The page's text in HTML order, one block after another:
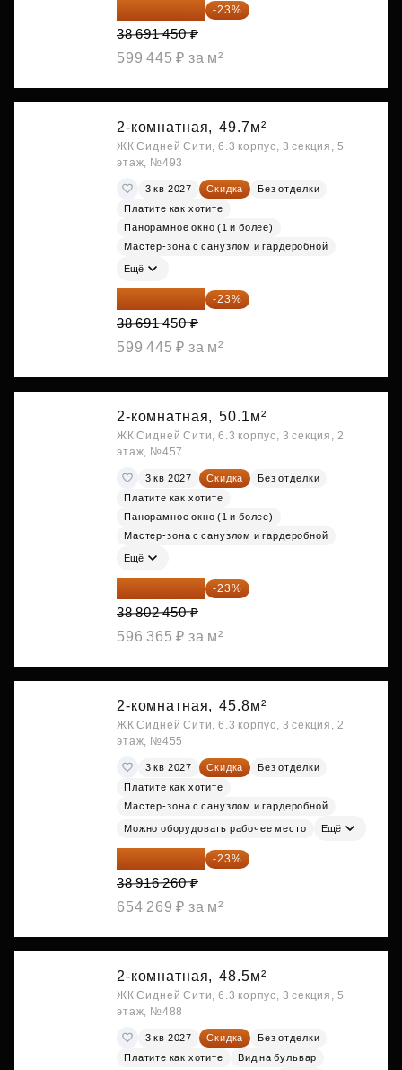
29 792 417 ₽ -23%
38 691 450 ₽
599 445 ₽ за м²
2-комнатная, 49.7м²
ЖК Сидней Сити, 6.3 корпус, 3 секция, 5
этаж, №493
3 кв 2027 Скидка
Без отделки
Платите как хотите
Панорамное окно (1 и более)
Мастер-зона с санузлом и гардеробной
Ещё
29 792 417 ₽ -23%
38 691 450 ₽
599 445 ₽ за м²
2-комнатная, 50.1м²
ЖК Сидней Сити, 6.3 корпус, 3 секция, 2
этаж, №457
3 кв 2027 Скидка
Без отделки
Платите как хотите
Панорамное окно (1 и более)
Мастер-зона с санузлом и гардеробной
Ещё
29 877 887 ₽ -23%
38 802 450 ₽
596 365 ₽ за м²
2-комнатная, 45.8м²
ЖК Сидней Сити, 6.3 корпус, 3 секция, 2
этаж, №455
3 кв 2027 Скидка
Без отделки
Платите как хотите
Мастер-зона с санузлом и гардеробной
Можно оборудовать рабочее место Ещё
29 965 520 ₽ -23%
38 916 260 ₽
654 269 ₽ за м²
2-комнатная, 48.5м²
ЖК Сидней Сити, 6.3 корпус, 3 секция, 5
этаж, №488
3 кв 2027 Скидка
Без отделки
Платите как хотите
Вид на бульвар